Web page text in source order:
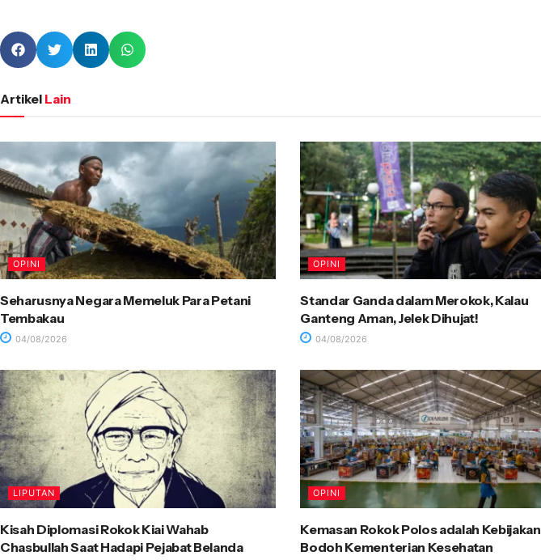
Artikel Lain
OPINI
Seharusnya Negara Memeluk Para Petani
Tembakau
04/08/2026
OPINI
Standar Ganda dalam Merokok, Kalau
Ganteng Aman, Jelek Dihujat!
04/08/2026
LIPUTAN
Kisah Diplomasi Rokok Kiai Wahab
Chasbullah Saat Hadapi Pejabat Belanda
OPINI
Kemasan Rokok Polos adalah Kebijakan
Bodoh Kementerian Kesehatan